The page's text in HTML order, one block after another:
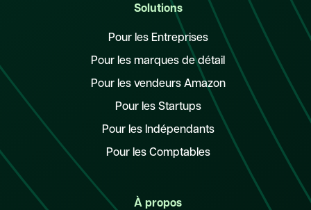
Solutions
Pour les Entreprises
Pour les marques de détail
Pour les vendeurs Amazon
Pour les Startups
Pour les Indépendants
Pour les Comptables
À propos